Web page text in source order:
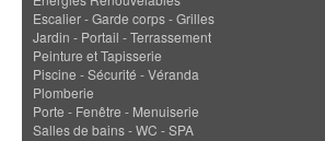
Escalier - Garde corps - Grilles
Jardin - Portail - Terrassement
Peinture et Tapisserie
Piscine - Sécurité - Véranda
Plomberie
Porte - Fenêtre - Menuiserie
Salles de bains - WC - SPA